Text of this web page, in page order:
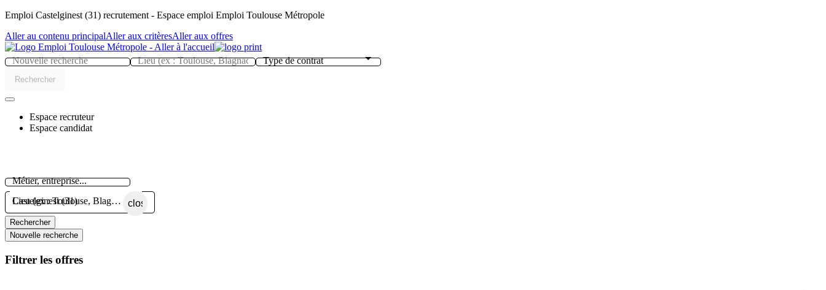
Emploi Castelginest (31) recrutement - Espace emploi Emploi Toulouse Métropole
Aller au contenu principalAller aux critèresAller aux offres
Type de contrat
Rechercher
Espace recruteur
Espace candidat
Métier, entreprise...
Lieu (ex : Toulouse, Blagnac, Colomiers...)
close
Rechercher
Nouvelle recherche
Filtrer les offres